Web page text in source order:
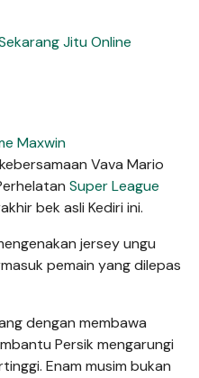
Jitu Online
Maxwin
Vava Mario
Super League
bek asli Kediri ini.
jersey ungu
pemain yang dilepas
dengan membawa
Persik mengarungi
Enam musim bukan